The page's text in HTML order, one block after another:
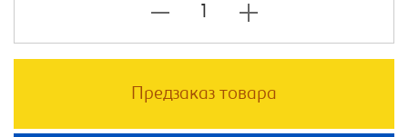
Предзаказ товара